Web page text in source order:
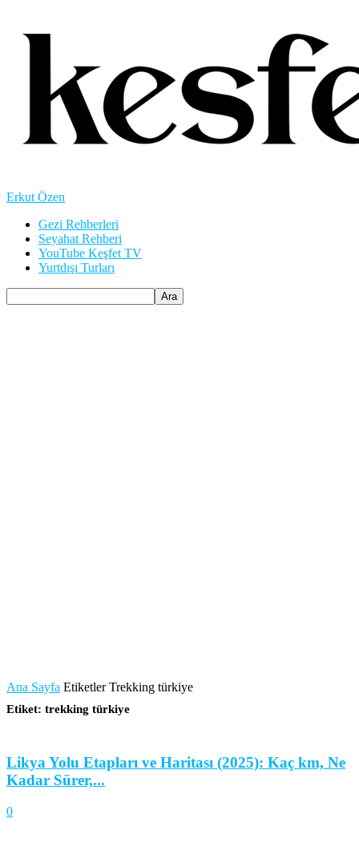
Erkut Özen
Gezi Rehberleri
Seyahat Rehberi
YouTube Keşfet TV
Yurtdışı Turları
Ana Sayfa Etiketler Trekking türkiye
Etiket: trekking türkiye
Likya Yolu Etapları ve Haritası (2025): Kaç km, Ne
Kadar Sürer,...
0